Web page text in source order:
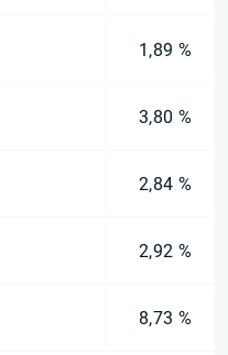
1,89 %
3,80 %
2,84 %
2,92 %
8,73 %